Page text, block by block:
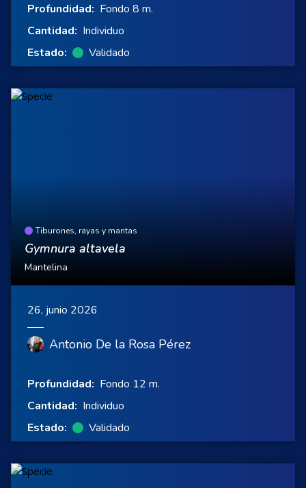
Profundidad: Fondo 8 m.
Cantidad: Individuo
Estado:
Validado
Tiburones, rayas y mantas
Gymnura altavela
Mantelina
26, junio 2026
Antonio De la Rosa Pérez
Profundidad: Fondo 12 m.
Cantidad: Individuo
Estado:
Validado